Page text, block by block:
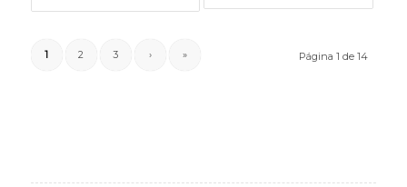
Página 1 de 14
1 2 3 › »